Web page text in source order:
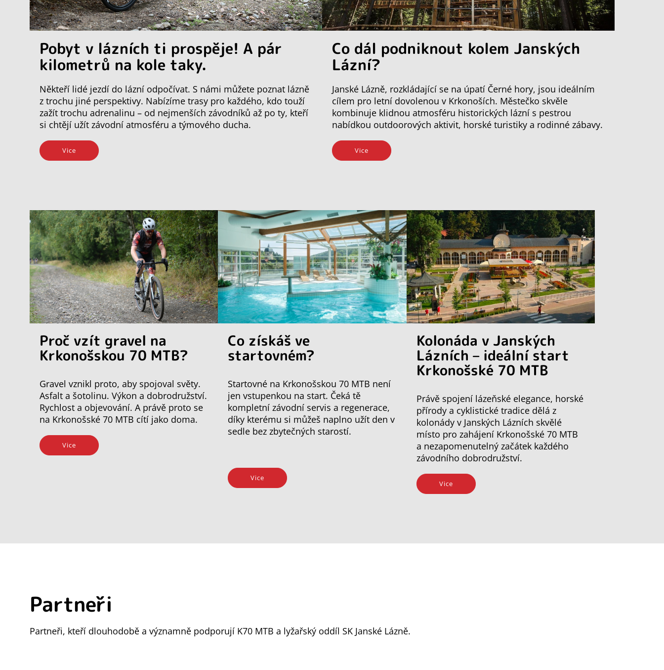
Pobyt v lázních ti prospěje! A pár
kilometrů na kole taky.
Někteří lidé jezdí do lázní odpočívat. S námi můžete poznat lázně
z trochu jiné perspektivy. Nabízíme trasy pro každého, kdo touží
zažít trochu adrenalinu – od nejmenších závodníků až po ty, kteří
si chtějí užít závodní atmosféru a týmového ducha.
Vice
Co dál podniknout kolem Janských
Lázní?
Janské Lázně, rozkládající se na úpatí Černé hory, jsou ideálním
cílem pro letní dovolenou v Krkonoších. Městečko skvěle
kombinuje klidnou atmosféru historických lázní s pestrou
nabídkou outdoorových aktivit, horské turistiky a rodinné zábavy.
Vice
Proč vzít gravel na
Krkonošskou 70 MTB?
Gravel vznikl proto, aby spojoval světy.
Asfalt a šotolinu. Výkon a dobrodružství.
Rychlost a objevování. A právě proto se
na Krkonošské 70 MTB cítí jako doma.
Vice
Co získáš ve
startovném?
Startovné na Krkonošskou 70 MTB není
jen vstupenkou na start. Čeká tě
kompletní závodní servis a regenerace,
díky kterému si můžeš naplno užít den v
sedle bez zbytečných starostí.
Vice
Kolonáda v Janských
Lázních – ideální start
Krkonošské 70 MTB
Právě spojení lázeňské elegance, horské
přírody a cyklistické tradice dělá z
kolonády v Janských Lázních skvělé
místo pro zahájení Krkonošské 70 MTB
a nezapomenutelný začátek každého
závodního dobrodružství.
Vice
Partneři
Partneři, kteří dlouhodobě a významně podporují K70 MTB a lyžařský oddíl SK Janské Lázně.